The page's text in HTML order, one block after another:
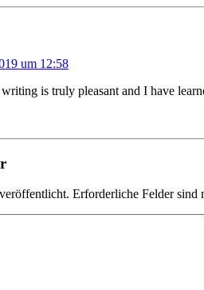
um 12:58
writing is truly pleasant and I have
Erforderliche Felder sind